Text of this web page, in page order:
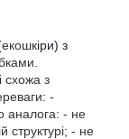
іри) з
схожа з
-
аналога: - не
структурі; - не